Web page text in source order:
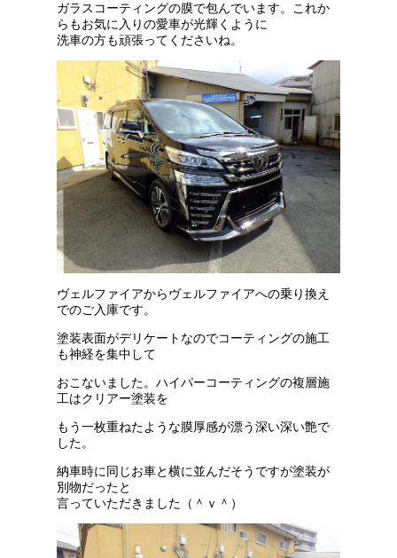
ガラスコーティングの膜で包んでいます。これか
らもお気に入りの愛車が光輝くように
洗車の方も頑張ってくださいね。
ヴェルファイアからヴェルファイアへの乗り換え
でのご入庫です。
塗装表面がデリケートなのでコーティングの施工
も神経を集中して
おこないました。ハイパーコーティングの複層施
工はクリアー塗装を
もう一枚重ねたような膜厚感が漂う深い深い艶で
した。
納車時に同じお車と横に並んだそうですが塗装が
別物だったと
言っていただきました（＾ｖ＾）